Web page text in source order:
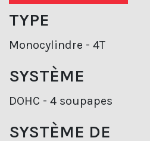
TYPE
Monocylindre - 4T
SYSTÈME
DOHC - 4 soupapes
SYSTÈME DE